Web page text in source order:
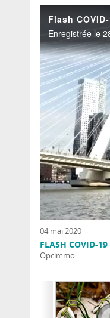
Flash
Enregistrée le
04 mai 2020
FLASH COVID-
Opcimmo